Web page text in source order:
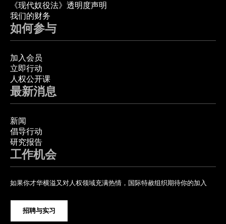
《现代奴役法》透明度声明
我们的财务
如何参与
加入会员
立即行动
人权公开课
最新消息
新闻
倡导行动
研究报告
工作机会
如果你才华横溢又对人权领域充满热情，国际特赦组织期待你的加入
招聘与实习